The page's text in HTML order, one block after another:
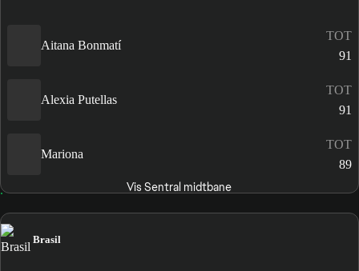
Aitana Bonmatí
TOT
91
Alexia Putellas
TOT
91
Mariona
TOT
89
Vis Sentral midtbane
Brasil